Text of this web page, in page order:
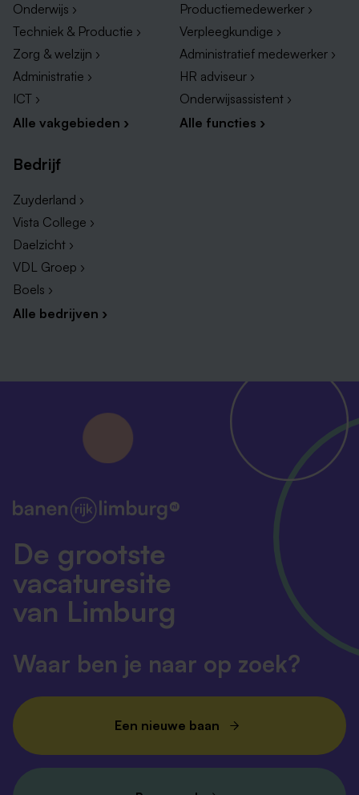
Onderwijs ›
Techniek & Productie ›
Zorg & welzijn ›
Administratie ›
ICT ›
Alle vakgebieden ›
Productiemedewerker ›
Verpleegkundige ›
Administratief medewerker ›
HR adviseur ›
Onderwijsassistent ›
Alle functies ›
Bedrijf
Zuyderland ›
Vista College ›
Daelzicht ›
VDL Groep ›
Boels ›
Alle bedrijven ›
De grootste
vacaturesite
van Limburg
Waar ben je naar op zoek?
Een nieuwe baan